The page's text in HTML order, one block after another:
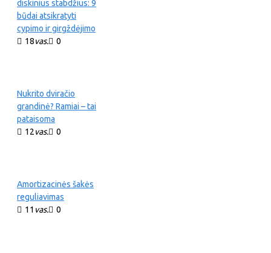
diskinius stabdžius: 9
būdai atsikratyti
cypimo ir girgždėjimo
18vas. 0
Nukrito dviračio
grandinė? Ramiai – tai
pataisoma
12vas. 0
Amortizacinės šakės
reguliavimas
11 vas. 0